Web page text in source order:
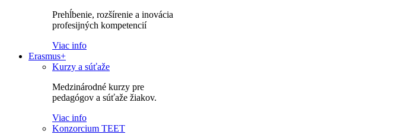
Prehĺbenie, rozšírenie a inovácia
profesijných kompetencií
Viac info
Erasmus+
Kurzy a súťaže
Medzinárodné kurzy pre
pedagógov a súťaže žiakov.
Viac info
Konzorcium TEET